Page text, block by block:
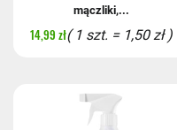
mączliki,...
14,99 zł( 1 szt. = 1,50 zł )